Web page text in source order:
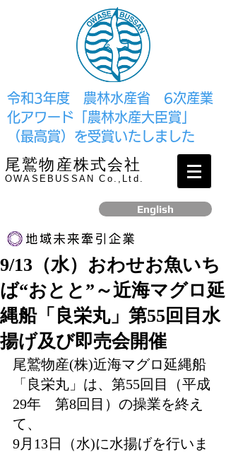
​令和3年度 農林水産省 6次産業
化アワード「農林水産大臣賞」
（最高賞）を受賞いたしました
尾鷲物産株式会社
OWASEBUSSAN Co.,Ltd.
English
リンク
​2017年12月、経済産業省より認定されました
9/13（水）おわせお魚いち
ば“おとと”～近海マグロ延
縄船「良栄丸」第55回目水
揚げ及び即売会開催
尾鷲物産(株)近海マグロ延縄船
「良栄丸」は、第55回目（平成
29年　第8回目）の操業を終え
て、
9月13日（水)に水揚げを行いま